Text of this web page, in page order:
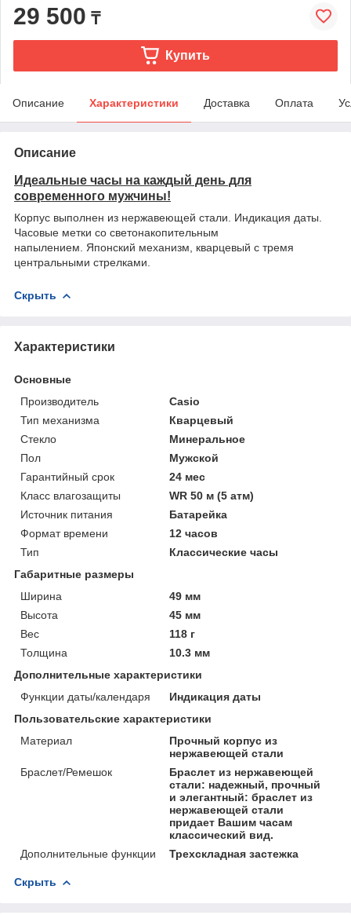
29 500 ₸
Купить
Описание Характеристики Доставка Оплата
Описание
Идеальные часы на каждый день для
современного мужчины!
Корпус выполнен из нержавеющей стали. Индикация даты.
Часовые метки со светонакопительным
напылением
Японский механизм, кварцевый с тремя
центральными стрелками.
Скрыть
Характеристики
Основные
Производитель
Casio
Тип механизма
Кварцевый
Стекло
Минеральное
Пол
Мужской
Гарантийный срок
24 мес
Класс влагозащиты
WR 50 м (5 атм)
Источник питания
Батарейка
Формат времени
12 часов
Тип
Классические часы
Габаритные размеры
Ширина
49 мм
Высота
45 мм
Вес
118 г
Толщина
10.3 мм
Дополнительные характеристики
Функции даты/календаря
Индикация даты
Пользовательские характеристики
Материал
Прочный корпус из
нержавеющей стали
Браслет/Ремешок
Браслет из нержавеющей
стали: надежный, прочный
и элегантный: браслет из
нержавеющей стали
придает Вашим часам
классический вид.
Дополнительные функции
Трехскладная застежка
Скрыть